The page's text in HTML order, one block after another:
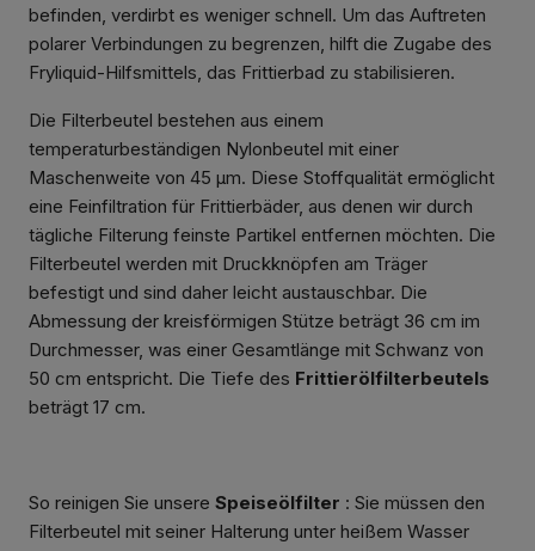
befinden, verdirbt es weniger schnell. Um das Auftreten
polarer Verbindungen zu begrenzen, hilft die Zugabe des
Fryliquid-Hilfsmittels, das Frittierbad zu stabilisieren.
Die Filterbeutel bestehen aus einem
temperaturbeständigen Nylonbeutel mit einer
Maschenweite von 45 µm. Diese Stoffqualität ermöglicht
eine Feinfiltration für Frittierbäder, aus denen wir durch
tägliche Filterung feinste Partikel entfernen möchten. Die
Filterbeutel werden mit Druckknöpfen am Träger
befestigt und sind daher leicht austauschbar. Die
Abmessung der kreisförmigen Stütze beträgt 36 cm im
Durchmesser, was einer Gesamtlänge mit Schwanz von
50 cm entspricht. Die Tiefe des Frittierölfilterbeutels
beträgt 17 cm.
So reinigen Sie unsere Speiseölfilter : Sie müssen den
Filterbeutel mit seiner Halterung unter heißem Wasser